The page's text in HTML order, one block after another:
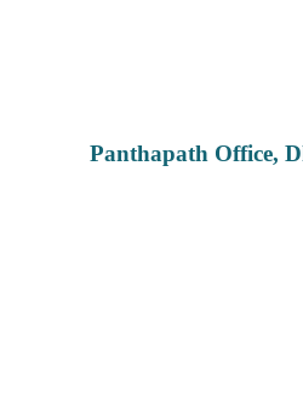
Panthapath Office,